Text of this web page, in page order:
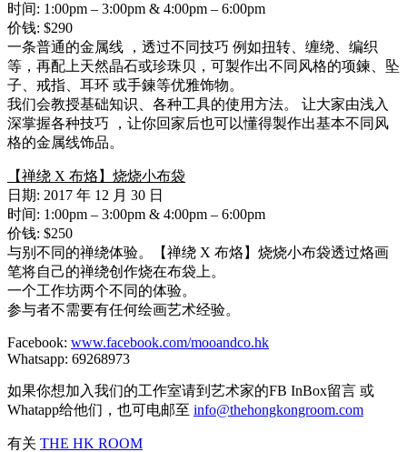
时间: 1:00pm – 3:00pm & 4:00pm – 6:00pm
价钱: $290
一条普通的金属线 ，透过不同技巧 例如扭转、缠绕、编织
等，再配上天然晶石或珍珠贝，可製作出不同风格的项鍊、坠
子、戒指、耳环 或手鍊等优雅饰物。
我们会教授基础知识、各种工具的使用方法。 让大家由浅入
深掌握各种技巧 ，让你回家后也可以懂得製作出基本不同风
格的金属线饰品。
【禅绕 X 布烙】烧烧小布袋
日期: 2017 年 12 月 30 日
时间: 1:00pm – 3:00pm & 4:00pm – 6:00pm
价钱: $250
与别不同的禅绕体验。【禅绕 X 布烙】烧烧小布袋透过烙画
笔将自己的禅绕创作烧在布袋上。
一个工作坊两个不同的体验。
参与者不需要有任何绘画艺术经验。
Facebook: www.facebook.com/mooandco.hk
Whatsapp: 69268973
如果你想加入我们的工作室请到艺术家的FB InBox留言 或
Whatapp给他们，也可电邮至 info@thehongkongroom.com
有关 THE HK ROOM